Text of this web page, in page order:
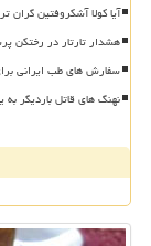
آیا کولا آشکروفتین گران
هشدار تارتار در رختکن
سفارش های طب ایرانی
نهنگ های قاتل باردیگر